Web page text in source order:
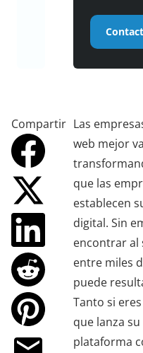
Compartir Las
web mejor
que las
establecen
digital. Sin
encontrar al
entre miles
puede
Tanto si
que lanza
plataforma